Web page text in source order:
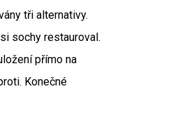
tři alternativy.
sochy restauroval.
přímo na
Konečné